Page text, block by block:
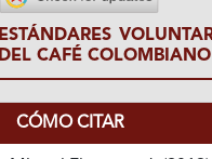
ESTÁNDARES
DEL CAFÉ COLOMBIANO
CÓMO CITAR